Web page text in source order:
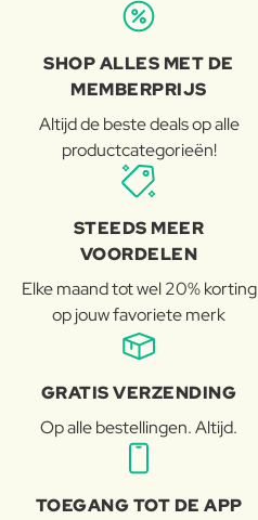
SHOP ALLES MET DE
MEMBERPRIJS
Altijd de beste deals op alle
productcategorieën!
STEEDS MEER
VOORDELEN
Elke maand tot wel 20% korting
op jouw favoriete merk
GRATIS VERZENDING
Op alle bestellingen. Altijd.
TOEGANG TOT DE APP